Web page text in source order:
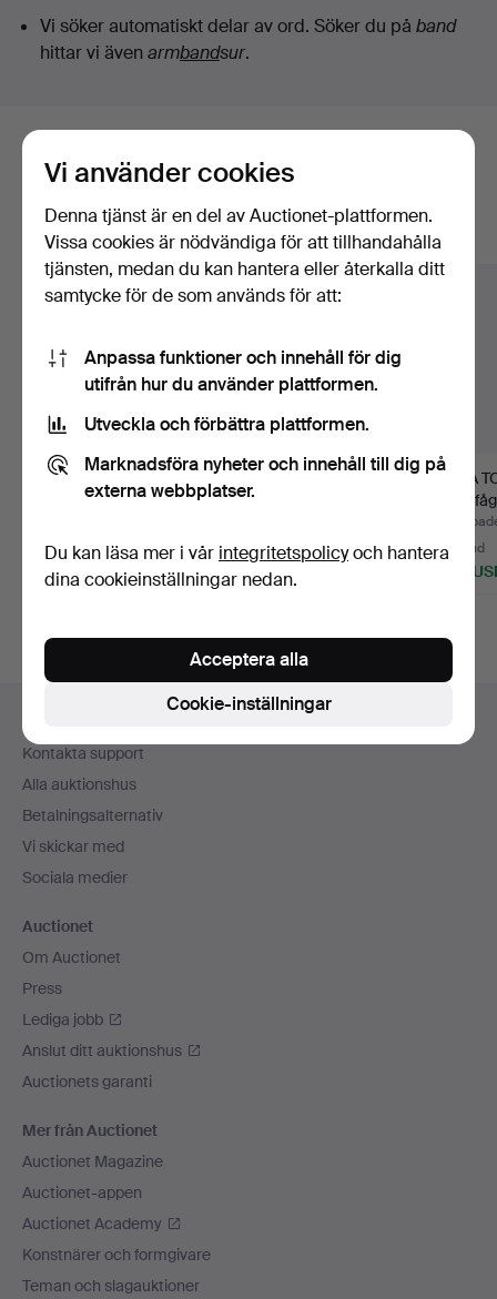
Vi söker automatiskt delar av ord. Söker du på band
hittar vi även armbandsur.
Här är föremål från vårt arkiv som
matchar din sökning
Visa alla föremål
OIVA TOIKKA.
Glasfågel, "Liivia" ,
12 bud
324 USD
Glasfågel, "Karjalan
6 bud
434 USD
OIVA
signer…
24 bud
287
Sidfotsnavigation
Kontakta support
Alla auktionshus
Betalningsalternativ
Vi skickar med
Sociala medier
Auctionet
Om Auctionet
Press
Lediga jobb
Anslut ditt auktionshus
Auctionets garanti
Mer från Auctionet
Auctionet Magazine
Auctionet-appen
Auctionet Academy
Konstnärer och formgivare
Teman och slagauktioner
Vi använder cookies
Denna tjänst är en del av Auctionet-plattformen.
Vissa cookies är nödvändiga för att tillhandahålla
tjänsten, medan du kan hantera eller återkalla ditt
samtycke för de som används för att:
Anpassa funktioner och innehåll för dig
utifrån hur du använder plattformen.
Utveckla och förbättra plattformen.
Marknadsföra nyheter och innehåll till dig på
externa webbplatser.
Du kan läsa mer i vår integritetspolicyoch hantera
dina cookieinställningar nedan.
Cookie-inställningar
Acceptera alla